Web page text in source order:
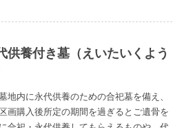
供養付き墓（えいたいくよう
地内に永代供養のための合祀墓を備え、
画購入後所定の期間を過ぎるとご遺骨を